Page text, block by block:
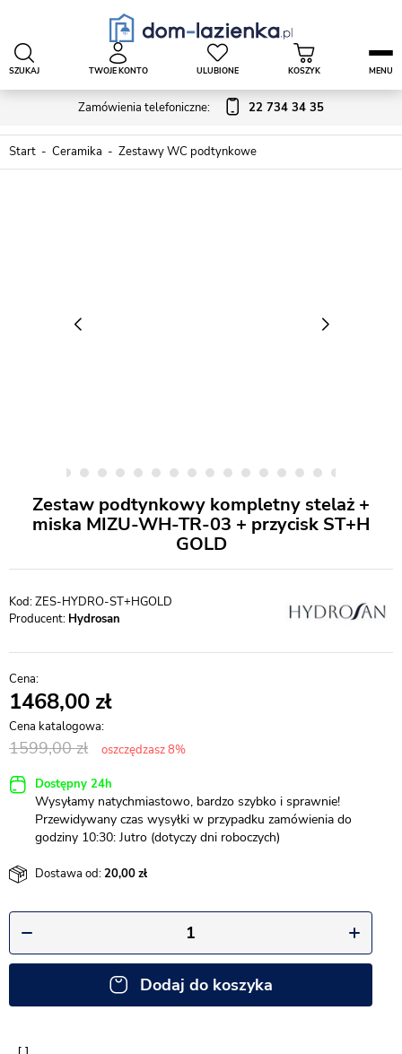
Zamówienia telefoniczne: 22 734 34 35
SZUKAJ TWOJE KONTO ULUBIONE KOSZYK MENU
Start Ceramika Zestawy WC podtynkowe
Zestaw podtynkowy kompletny stelaż +
miska MIZU-WH-TR-03 + przycisk ST+H
GOLD
ZES-HYDRO-ST+HGOLD
Producent: Hydrosan
1468,00
1599,00 oszczędzasz 8%
Dostępny 24h
Wysyłamy natychmiastowo, bardzo szybko i sprawnie!
Przewidywany czas wysyłki w przypadku zamówienia do
godziny 10:30: Jutro (dotyczy dni roboczych)
Dostawa od:20,00
Dodaj do koszyka